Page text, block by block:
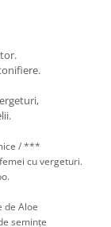
/ ***
cu vergeturi.
de Aloe
semințe